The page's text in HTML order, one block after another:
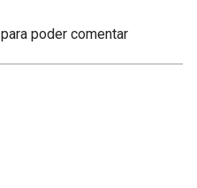
para poder comentar